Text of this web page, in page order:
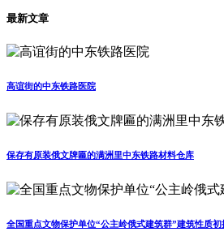
最新文章
高谊街的中东铁路医院
保存有原装俄文牌匾的满洲里中东铁路材料仓库
全国重点文物保护单位“公主岭俄式建筑群”建筑性质初